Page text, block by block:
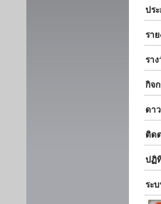
ประ
รายง
ราง
กิจก
ดาว
ติดต่
ปฏิทิ
ระบ